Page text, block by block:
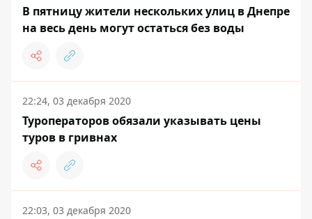
В пятницу жители нескольких улиц в Днепре
на весь день могут остаться без воды
22:24, 03 декабря 2020
Туроператоров обязали указывать цены
туров в гривнах
22:03, 03 декабря 2020